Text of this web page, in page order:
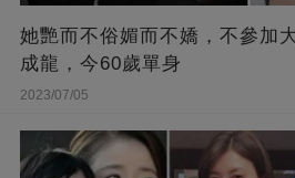
她艷而不俗媚而不嬌，不參加
成龍，今60歲單身
2023/07/05